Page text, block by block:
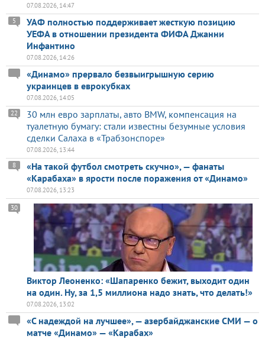
07.08.2026, 14:47
УАФ полностью поддерживает жесткую позицию
УЕФА в отношении президента ФИФА Джанни
Инфантино
5
07.08.2026, 14:26
«Динамо» прервало безвыигрышную серию
украинцев в еврокубках
07.08.2026, 14:05
30 млн евро зарплаты, авто BMW, компенсация на
туалетную бумагу: стали известны безумные условия
сделки Салаха в «Трабзонспоре»
22
07.08.2026, 13:44
«На такой футбол смотреть скучно», — фанаты
«Карабаха» в ярости после поражения от «Динамо»
8
07.08.2026, 13:23
Виктор Леоненко: «Шапаренко бежит, выходит один
на один. Ну, за 1,5 миллиона надо знать, что делать!»
30
07.08.2026, 13:02
«С надеждой на лучшее», — азербайджанские СМИ — о
матче «Динамо» — «Карабах»